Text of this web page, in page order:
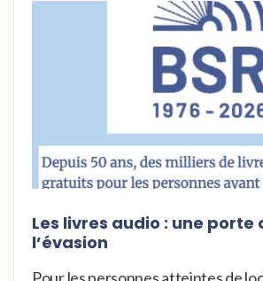
Les livres audio : une porte
l’évasion
Pour les personnes atteintes de